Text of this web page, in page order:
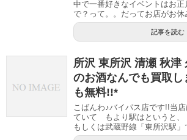
中で一番好きなイベントはお
で？って。。だってお店がお休
記事を読む
所沢 東所沢 清瀬 秋津
のお酒なんでも買取
も無料!!*
こばんわ♪バイパス店です!!当
ていて もより駅はというと、
もしくは武蔵野線「東所沢駅